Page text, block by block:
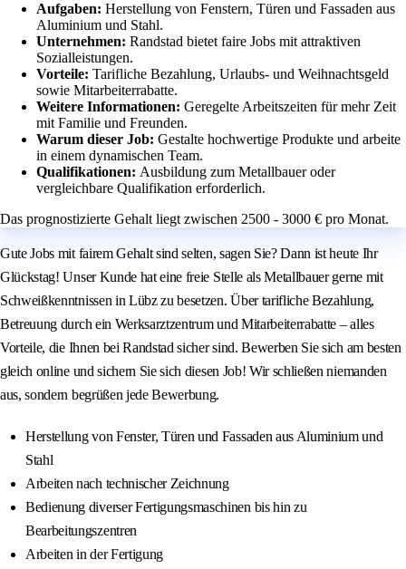
Aufgaben: Herstellung von Fenstern, Türen und Fassaden aus
Aluminium und Stahl.
Unternehmen: Randstad bietet faire Jobs mit attraktiven
Sozialleistungen.
Vorteile: Tarifliche Bezahlung, Urlaubs- und Weihnachtsgeld
sowie Mitarbeiterrabatte.
Weitere Informationen: Geregelte Arbeitszeiten für mehr Zeit
mit Familie und Freunden.
Warum dieser Job: Gestalte hochwertige Produkte und arbeite
in einem dynamischen Team.
Qualifikationen: Ausbildung zum Metallbauer oder
vergleichbare Qualifikation erforderlich.
Das prognostizierte Gehalt liegt zwischen 2500 - 3000 € pro Monat.
Gute Jobs mit fairem Gehalt sind selten, sagen Sie? Dann ist heute Ihr
Glückstag! Unser Kunde hat eine freie Stelle als Metallbauer gerne mit
Schweißkenntnissen in Lübz zu besetzen. Über tarifliche Bezahlung,
Betreuung durch ein Werksarztzentrum und Mitarbeiterrabatte – alles
Vorteile, die Ihnen bei Randstad sicher sind. Bewerben Sie sich am besten
gleich online und sichern Sie sich diesen Job! Wir schließen niemanden
aus, sondern begrüßen jede Bewerbung.
Herstellung von Fenster, Türen und Fassaden aus Aluminium und
Stahl
Arbeiten nach technischer Zeichnung
Bedienung diverser Fertigungsmaschinen bis hin zu
Bearbeitungszentren
Arbeiten in der Fertigung